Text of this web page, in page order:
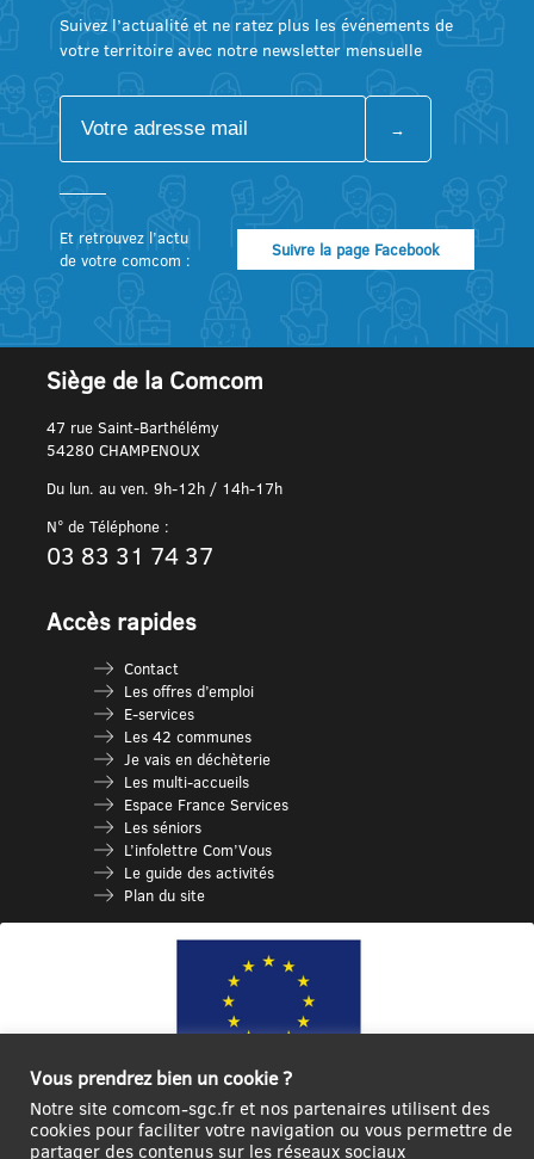
Suivez l’actualité et ne ratez plus les événements de
votre territoire avec notre newsletter mensuelle
Et retrouvez l’actu
de votre comcom :
Suivre la page Facebook
Siège de la Comcom
47 rue Saint-Barthélémy
54280 CHAMPENOUX
Du lun. au ven. 9h-12h / 14h-17h
N° de Téléphone :
03 83 31 74 37
Accès rapides
Contact
Les offres d’emploi
E-services
Les 42 communes
Je vais en déchèterie
Les multi-accueils
Espace France Services
Les séniors
L’infolettre Com’Vous
Le guide des activités
Plan du site
Ce site internet a été cofinancé par l’Union européenne avec le Fonds
Européen de Développement Régional à hauteur de 12 572€
Vous prendrez bien un cookie ?
Notre site comcom-sgc.fr et nos partenaires utilisent des
cookies pour faciliter votre navigation ou vous permettre de
partager des contenus sur les réseaux sociaux